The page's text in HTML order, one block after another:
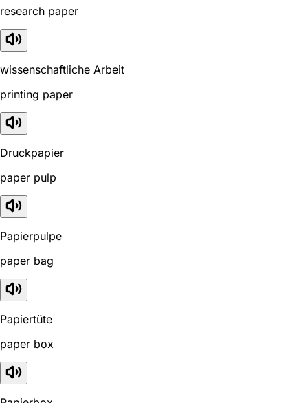
research paper
wissenschaftliche Arbeit
printing paper
Druckpapier
paper pulp
Papierpulpe
paper bag
Papiertüte
paper box